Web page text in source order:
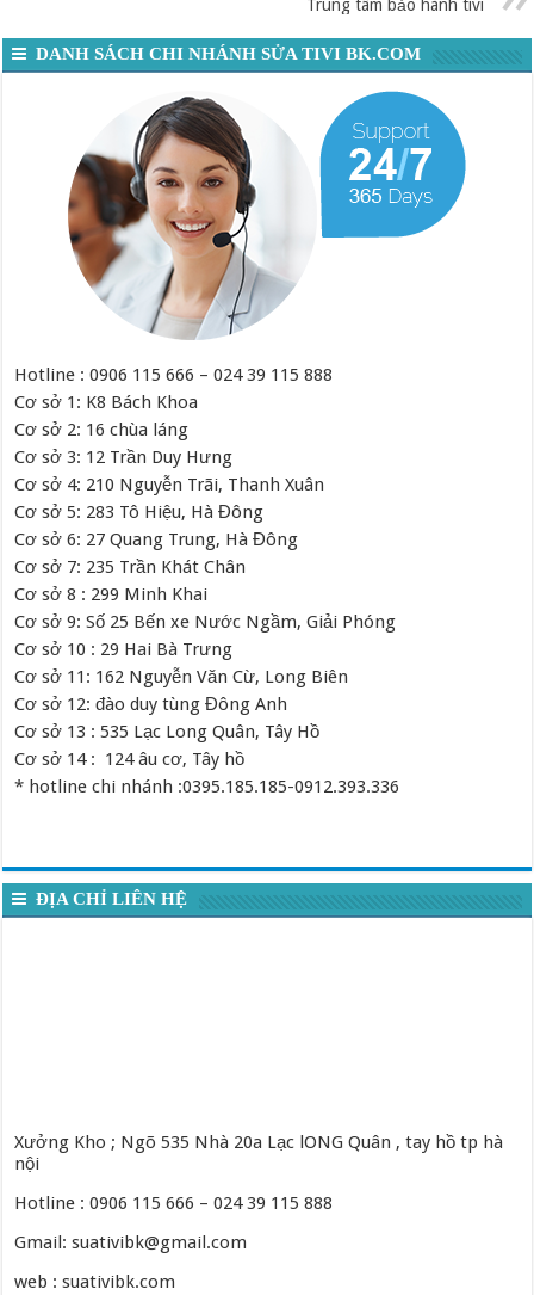
Trung tâm bảo hành tivi
DANH SÁCH CHI NHÁNH SỬA TIVI BK.COM
Hotline : 0906 115 666 – 024 39 115 888
Cơ sở 1: K8 Bách Khoa
Cơ sở 2: 16 chùa láng
Cơ sở 3: 12 Trần Duy Hưng
Cơ sở 4: 210 Nguyễn Trãi, Thanh Xuân
Cơ sở 5: 283 Tô Hiệu, Hà Đông
Cơ sở 6: 27 Quang Trung, Hà Đông
Cơ sở 7: 235 Trần Khát Chân
Cơ sở 8 : 299 Minh Khai
Cơ sở 9: Số 25 Bến xe Nước Ngầm, Giải Phóng
Cơ sở 10 : 29 Hai Bà Trưng
Cơ sở 11: 162 Nguyễn Văn Cừ, Long Biên
Cơ sở 12: đào duy tùng Đông Anh
Cơ sở 13 : 535 Lạc Long Quân, Tây Hồ
Cơ sở 14 : 124 âu cơ, Tây hồ
* hotline chi nhánh :0395.185.185-0912.393.336
ĐỊA CHỈ LIÊN HỆ
Xưởng Kho ; Ngõ 535 Nhà 20a Lạc lONG Quân , tay hồ tp hà
nội
Hotline : 0906 115 666 – 024 39 115 888
Gmail: suativibk@gmail.com
web : suativibk.com